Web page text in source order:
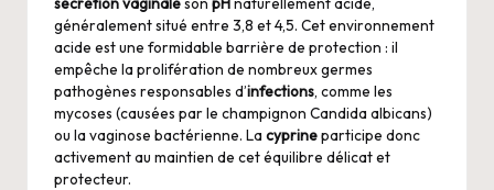
généralement situé entre 3,8 et 4,5. Cet environnement
acide est une formidable barrière de protection : il
empêche la prolifération de nombreux germes
pathogènes responsables d’infections, comme les
mycoses (causées par le champignon Candida albicans)
ou la vaginose bactérienne. La cyprineparticipe donc
activement au maintien de cet équilibre délicat et
protecteur.